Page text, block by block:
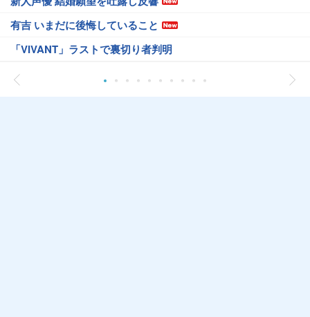
有吉 いまだに後悔していること
「VIVANT」ラストで裏切り者判明